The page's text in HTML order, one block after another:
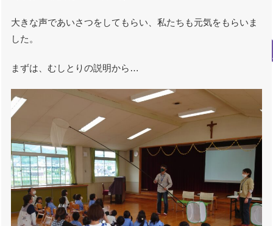
大きな声であいさつをしてもらい、私たちも元気をもらいま
した。
まずは、むしとりの説明から…